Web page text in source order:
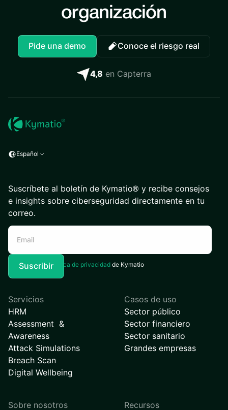
organización
Pide una demo Conoce el riesgo real
4,8 en Capterra
Español
Suscríbete al boletín de Kymatio® y recibe consejos
e insights sobre ciberseguridad directamente en tu
correo.
Acepto laPolítica de privacidad de Kymatio
Servicios
HRM
Assessment &
Awareness
Attack Simulations
Breach Scan
Digital Wellbeing
Casos de uso
Sector público
Sector financiero
Sector sanitario
Grandes empresas
Sobre nosotros Recursos